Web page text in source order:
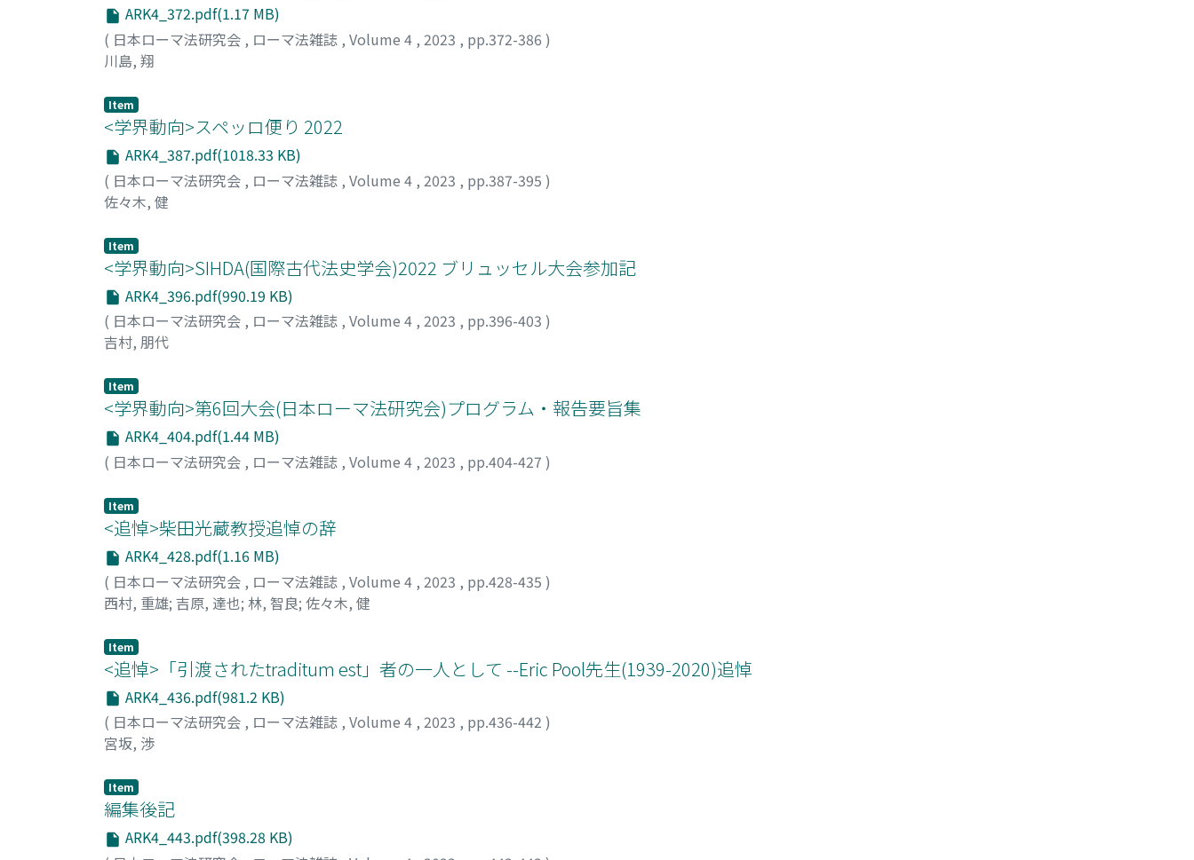
ARK4_372.pdf(1.17 MB)
( 日本ローマ法研究会 , ローマ法雑誌 , Volume 4 , 2023 , pp.372-386 )
川島, 翔
Item
<学界動向>スペッロ便り 2022
ARK4_387.pdf(1018.33 KB)
( 日本ローマ法研究会 , ローマ法雑誌 , Volume 4 , 2023 , pp.387-395 )
佐々木, 健
Item
<学界動向>SIHDA(国際古代法史学会)2022 ブリュッセル大会参加記
ARK4_396.pdf(990.19 KB)
( 日本ローマ法研究会 , ローマ法雑誌 , Volume 4 , 2023 , pp.396-403 )
吉村, 朋代
Item
<学界動向>第6回大会(日本ローマ法研究会)プログラム・報告要旨集
ARK4_404.pdf(1.44 MB)
( 日本ローマ法研究会 , ローマ法雑誌 , Volume 4 , 2023 , pp.404-427 )
Item
<追悼>柴田光蔵教授追悼の辞
ARK4_428.pdf(1.16 MB)
( 日本ローマ法研究会 , ローマ法雑誌 , Volume 4 , 2023 , pp.428-435 )
西村, 重雄; 吉原, 達也; 林, 智良; 佐々木, 健
Item
<追悼>「引渡されたtraditum est」者の一人として --Eric Pool先生(1939-2020)追悼
ARK4_436.pdf(981.2 KB)
( 日本ローマ法研究会 , ローマ法雑誌 , Volume 4 , 2023 , pp.436-442 )
宮坂, 渉
Item
編集後記
ARK4_443.pdf(398.28 KB)